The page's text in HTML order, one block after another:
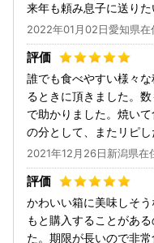
来年も頼み息子に送りた
2022年01月02日愛知県在
誰でも食べやすい様々
るときに頂きました。
で助かりました。焼い
の分として、またリピし
2021年12月26日新潟県在
かわいい箱に美味しそ
もと購入することがあ
た。期限が長いので非